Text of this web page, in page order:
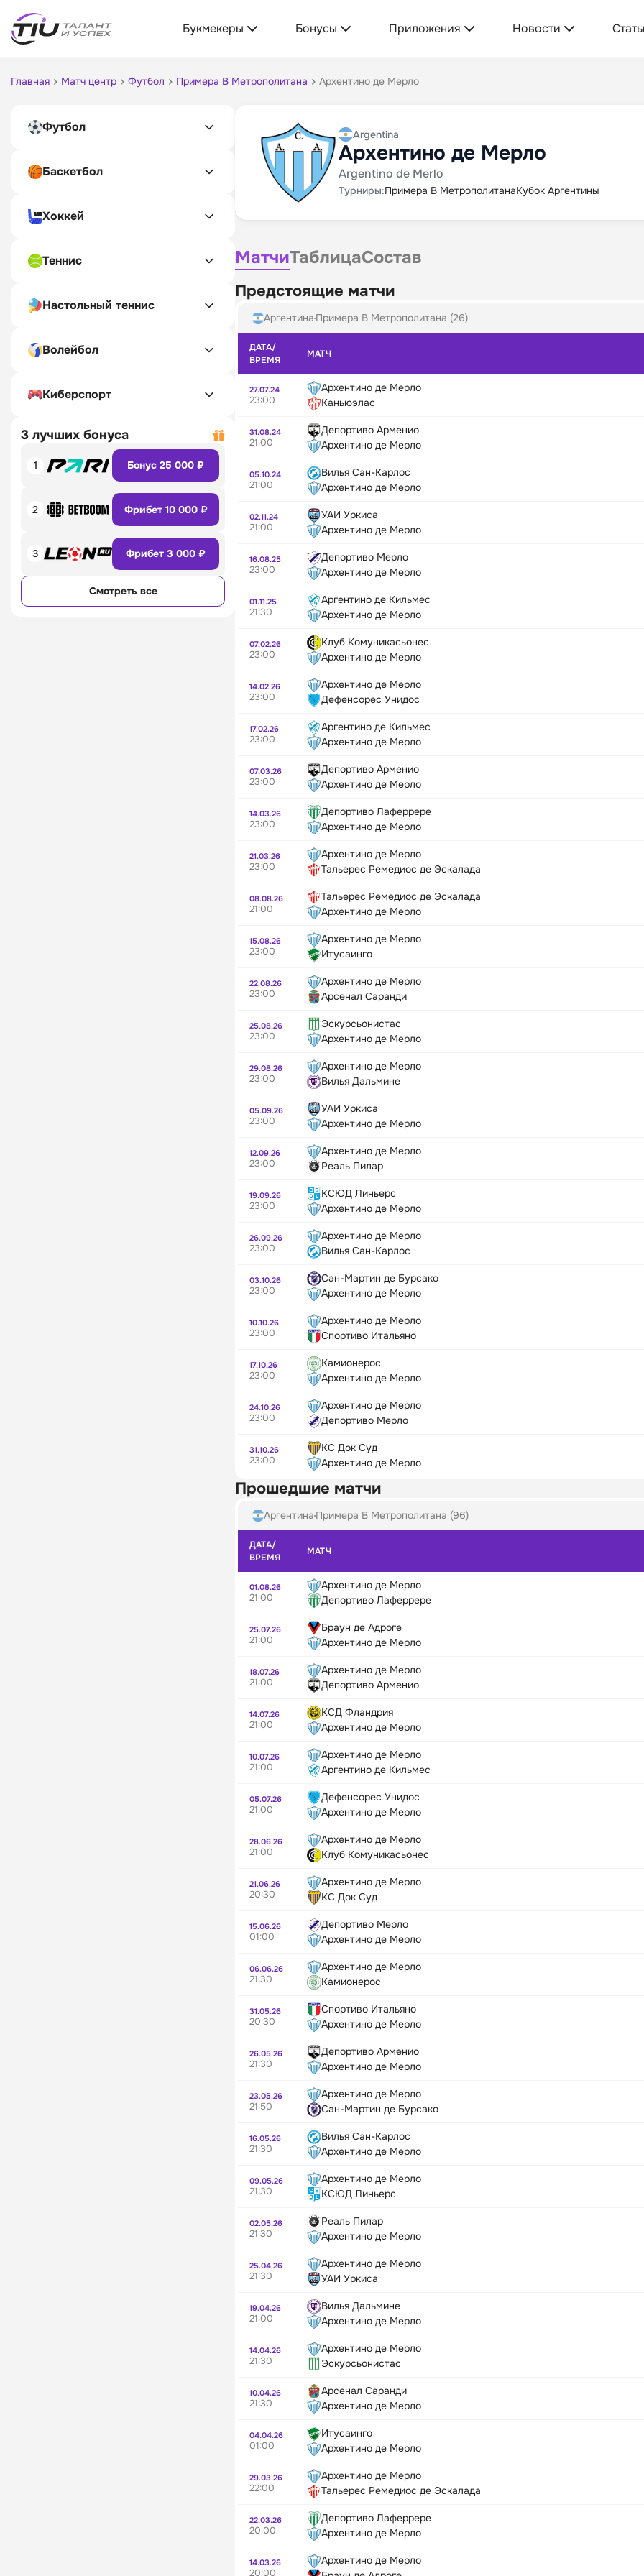
Букмекеры Бонусы Приложения Новости
Главная Матч центр Футбол Примера B Метрополитана Архентино де Мерло
Футбол
Баскетбол
Хоккей
Теннис
Настольный теннис
Волейбол
Киберспорт
3 лучших бонуса
1 Бонус 25 000 ₽
2 Фрибет 10 000 ₽
3 Фрибет 3 000 ₽
Смотреть все
Argentina
Архентино де Мерло
Argentino de Merlo
Турниры:Примера B МетрополитанаКубок Аргентины
МатчиТаблицаСостав
Предстоящие матчи
Аргентина Примера B Метрополитана (26)
ДАТА/
ВРЕМЯ
МАТЧ
27.07.24
23:00
Архентино де Мерло
Каньюэлас
31.08.24
21:00
Депортиво Арменио
Архентино де Мерло
05.10.24
21:00
Вилья Сан-Карлос
Архентино де Мерло
02.11.24
21:00
УАИ Уркиса
Архентино де Мерло
16.08.25
23:00
Депортиво Мерло
Архентино де Мерло
01.11.25
21:30
Аргентино де Кильмес
Архентино де Мерло
07.02.26
23:00
Клуб Комуникасьонес
Архентино де Мерло
14.02.26
23:00
Архентино де Мерло
Дефенсорес Унидос
17.02.26
23:00
Аргентино де Кильмес
Архентино де Мерло
07.03.26
23:00
Депортиво Арменио
Архентино де Мерло
14.03.26
23:00
Депортиво Лаферрере
Архентино де Мерло
21.03.26
23:00
Архентино де Мерло
Тальерес Ремедиос де Эскалада
08.08.26
21:00
Тальерес Ремедиос де Эскалада
Архентино де Мерло
15.08.26
23:00
Архентино де Мерло
Итусаинго
22.08.26
23:00
Архентино де Мерло
Арсенал Саранди
25.08.26
23:00
Эскурсьонистас
Архентино де Мерло
29.08.26
23:00
Архентино де Мерло
Вилья Дальмине
05.09.26
23:00
УАИ Уркиса
Архентино де Мерло
12.09.26
23:00
Архентино де Мерло
Реаль Пилар
19.09.26
23:00
КСЮД Линьерс
Архентино де Мерло
26.09.26
23:00
Архентино де Мерло
Вилья Сан-Карлос
03.10.26
23:00
Сан-Мартин де Бурсако
Архентино де Мерло
10.10.26
23:00
Архентино де Мерло
Спортиво Итальяно
17.10.26
23:00
Камионерос
Архентино де Мерло
24.10.26
23:00
Архентино де Мерло
Депортиво Мерло
31.10.26
23:00
КС Док Суд
Архентино де Мерло
Прошедшие матчи
Аргентина Примера B Метрополитана (96)
ДАТА/
ВРЕМЯ
МАТЧ
01.08.26
21:00
Архентино де Мерло
Депортиво Лаферрере
25.07.26
21:00
Браун де Адроге
Архентино де Мерло
18.07.26
21:00
Архентино де Мерло
Депортиво Арменио
14.07.26
21:00
КСД Фландрия
Архентино де Мерло
10.07.26
21:00
Архентино де Мерло
Аргентино де Кильмес
05.07.26
21:00
Дефенсорес Унидос
Архентино де Мерло
28.06.26
21:00
Архентино де Мерло
Клуб Комуникасьонес
21.06.26
20:30
Архентино де Мерло
КС Док Суд
15.06.26
01:00
Депортиво Мерло
Архентино де Мерло
06.06.26
21:30
Архентино де Мерло
Камионерос
31.05.26
20:30
Спортиво Итальяно
Архентино де Мерло
26.05.26
21:30
Депортиво Арменио
Архентино де Мерло
23.05.26
21:50
Архентино де Мерло
Сан-Мартин де Бурсако
16.05.26
21:30
Вилья Сан-Карлос
Архентино де Мерло
09.05.26
21:30
Архентино де Мерло
КСЮД Линьерс
02.05.26
21:30
Реаль Пилар
Архентино де Мерло
25.04.26
21:30
Архентино де Мерло
УАИ Уркиса
19.04.26
21:00
Вилья Дальмине
Архентино де Мерло
14.04.26
21:30
Архентино де Мерло
Эскурсьонистас
10.04.26
21:30
Арсенал Саранди
Архентино де Мерло
04.04.26
01:00
Итусаинго
Архентино де Мерло
29.03.26
22:00
Архентино де Мерло
Тальерес Ремедиос де Эскалада
22.03.26
20:00
Депортиво Лаферрере
Архентино де Мерло
14.03.26
20:00
Архентино де Мерло